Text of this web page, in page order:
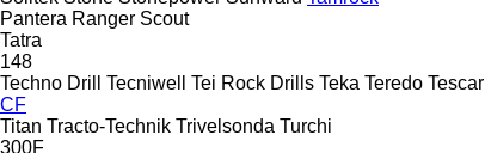
Pantera Ranger Scout
Tatra
148
Techno Drill
Tecniwell Tei Rock Drills Teka Teredo Tescar
CF
Titan Tracto-Technik Trivelsonda Turchi
300F